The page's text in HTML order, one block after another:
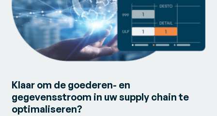
Klaar om de goederen- en
gegevensstroom in uw supply chain te
optimaliseren?